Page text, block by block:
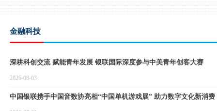
深耕科创交流 赋能青年发展 银联国际深度参与中美青年创客大赛
2026-08-03
中国银联携手中国音数协亮相“中国单机游戏展” 助力数字文化新消费
金融科技